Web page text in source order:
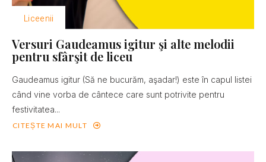
Liceenii
Versuri Gaudeamus igitur şi alte melodii
pentru sfârşit de liceu
Gaudeamus igitur (Să ne bucurăm, aşadar!) este în capul listei
când vine vorba de cântece care sunt potrivite pentru
festivitatea...
CITEȘTE MAI MULT